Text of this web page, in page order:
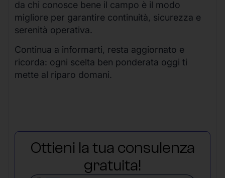
da chi conosce bene il campo è il modo
migliore per garantire continuità, sicurezza e
serenità operativa.
Continua a informarti, resta aggiornato e
ricorda: ogni scelta ben ponderata oggi ti
mette al riparo domani.
Ottieni la tua consulenza
gratuita!